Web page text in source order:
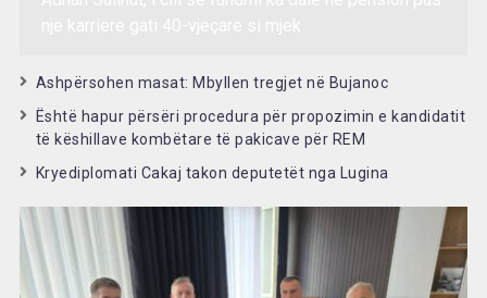
Ashpërsohen masat: Mbyllen tregjet në Bujanoc
Është hapur përsëri procedura për propozimin e kandidatit
të këshillave kombëtare të pakicave për REM
Kryediplomati Cakaj takon deputetët nga Lugina